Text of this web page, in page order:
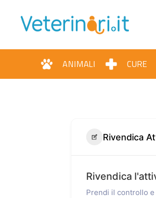
ANIMALI CURE
Rivendica
Rivendica
Prendi il controllo